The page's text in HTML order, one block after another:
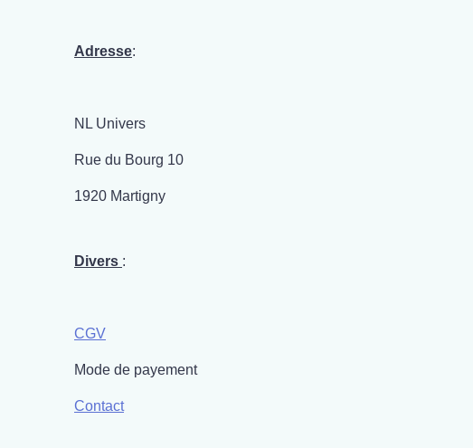
Adresse:
NL Univers
Rue du Bourg 10
1920 Martigny
Divers :
CGV
Mode de payement
Contact